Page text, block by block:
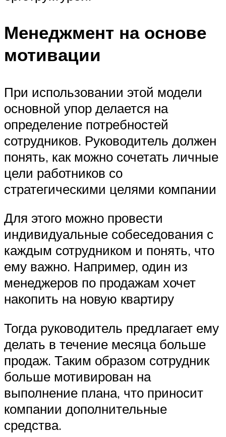
Менеджмент на основе
мотивации
При использовании этой модели
основной упор делается на
определение потребностей
сотрудников. Руководитель должен
понять, как можно сочетать личные
цели работников со
стратегическими целями компании
Для этого можно провести
индивидуальные собеседования с
каждым сотрудником и понять, что
ему важно. Например, один из
менеджеров по продажам хочет
накопить на новую квартиру
Тогда руководитель предлагает ему
делать в течение месяца больше
продаж. Таким образом сотрудник
больше мотивирован на
выполнение плана, что приносит
компании дополнительные
средства.